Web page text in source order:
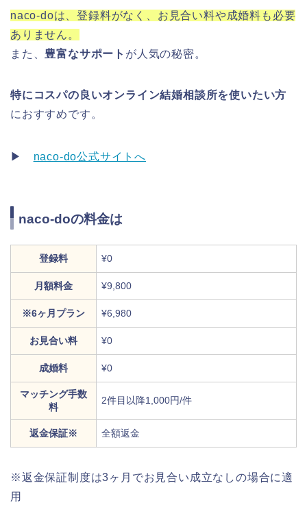
naco-doは、登録料がなく、お見合い料や成婚料も必要
ありません。
また、 豊富なサポート が人気の秘密。
特にコスパの良いオンライン結婚相談所を使いたい方
におすすめです。
▶ naco-do公式サイトへ
naco-doの料金は
登録料 ¥0
月額料金 ¥9,800
※6ヶ月プラン ¥6,980
お見合い料 ¥0
成婚料 ¥0
マッチング手数
料
2件目以降1,000円/件
返金保証※ 全額返金
※返金保証制度は3ヶ月でお見合い成立なしの場合に適
用